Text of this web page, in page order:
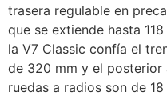
trasera regulable en
que se extiende hasta
la V7 Classic confía el
de 320 mm y el posterior
ruedas a radios son de